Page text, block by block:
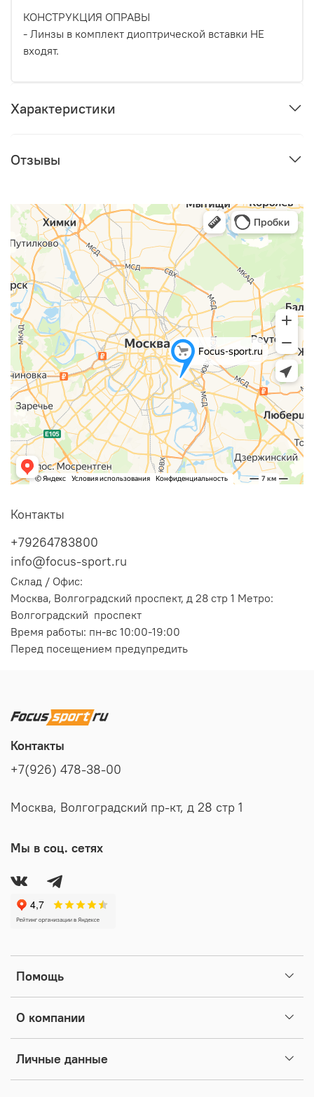
КОНСТРУКЦИЯ ОПРАВЫ
- Линзы в комплект диоптрической вставки НЕ
входят.
Характеристики
Отзывы
Контакты
+79264783800
info@focus-sport.ru
Склад / Офис:
Москва, Волгоградский проспект, д 28 стр 1 Метро:
Волгоградский проспект
Время работы: пн-вс 10:00-19:00
Перед посещением предупредить
Помощь
О компании
Личные данные
Контакты
+7(926) 478-38-00
Москва, Волгоградский пр-кт, д 28 стр 1
Мы в соц. сетях